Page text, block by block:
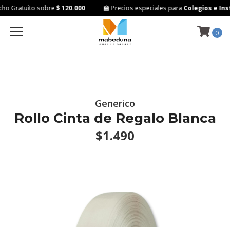
Gratuito sobre$ 120.000 🏫 Precios especiales paraColegios e
0
Generico
Rollo Cinta de Regalo Blanca
$1.490